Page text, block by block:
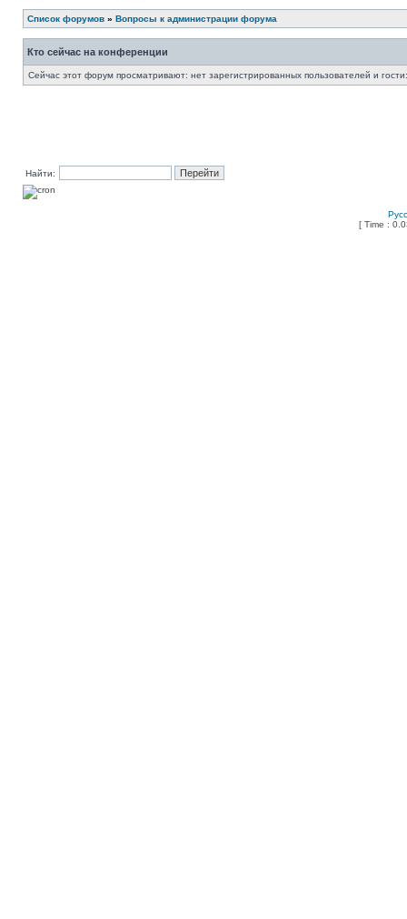
Список форумов » Вопросы к администрации форума
Кто сейчас на конференции
Сейчас этот форум просматривают: нет зарегистрированных пользователей и
Найти:
[ Time :